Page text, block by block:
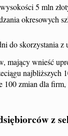
5 mln
okresowych
do skorzystania
mający wnieść
najbliższych
100 zmian dla
z